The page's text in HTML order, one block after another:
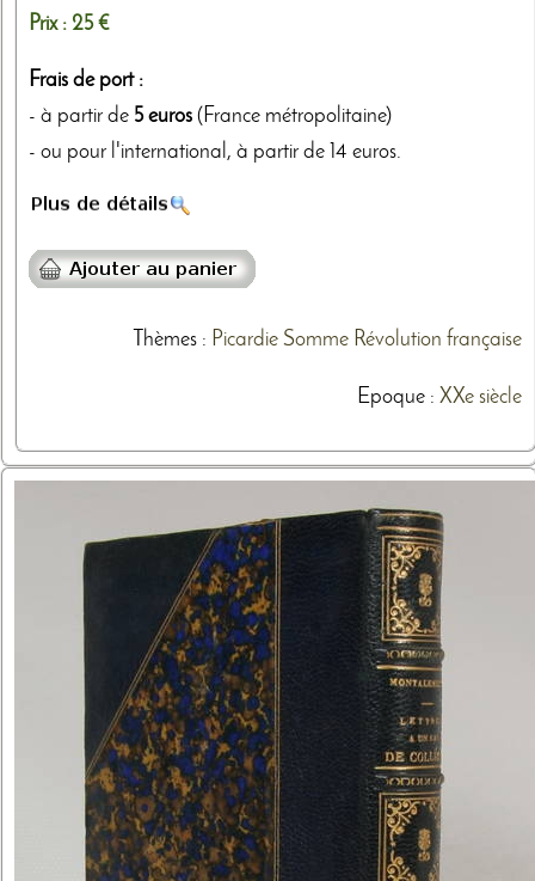
Prix : 25 €
Frais de port :
- à partir de 5 euros (France métropolitaine)
- ou pour l'international, à partir de 14 euros.
Thèmes: Picardie Somme Révolution française
Epoque : XXe siècle